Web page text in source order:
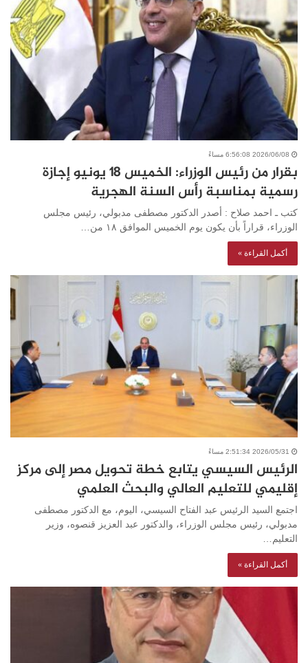
2026/06/08 6:56:08 مساءً
بقرار من رئيس الوزراء: الخميس ۱۸ يونيو إجازة
رسمية بمناسبة رأس السنة الهجرية
كتب ـ احمد صلاح : أصدر الدكتور مصطفى مدبولي، رئيس مجلس
الوزراء، قراراً بأن يكون يوم الخميس الموافق ۱۸ من…
أكمل القراءة »
2026/05/31 2:51:34 مساءً
الرئيس السيسي يتابع خطة تحويل مصر إلى مركز
إقليمي للتعليم العالي والبحث العلمي
اجتمع السيد الرئيس عبد الفتاح السيسي، اليوم، مع الدكتور مصطفى
مدبولي، رئيس مجلس الوزراء، والدكتور عبد العزيز قنصوه، وزير
التعليم…
أكمل القراءة »